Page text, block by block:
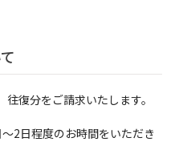
復分をご請求いたします。
2日程度のお時間をいただき